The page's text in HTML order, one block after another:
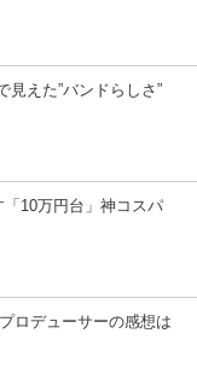
見えた”バンドらしさ”
「10万円台」神コスパ
ロデューサーの感想は